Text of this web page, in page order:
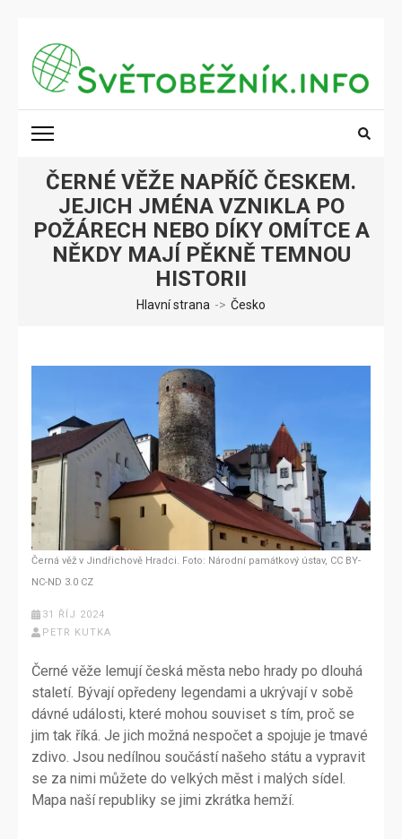
obsah
(stiskněte
Enter)
SVĚTOBĚŽNÍK.INFO
ČERNÉ VĚŽE NAPŘÍČ ČESKEM.
JEJICH JMÉNA VZNIKLA PO
POŽÁRECH NEBO DÍKY OMÍTCE A
NĚKDY MAJÍ PĚKNĚ TEMNOU
HISTORII
Hlavní strana -> Česko
Černá věž v Jindřichově Hradci. Foto: Národní památkový ústav, CC BY-
NC-ND 3.0 CZ
31 ŘÍJ 2024
PETR KUTKA
Černé věže lemují česká města nebo hrady po dlouhá
staletí. Bývají opředeny legendami a ukrývají v sobě
dávné události, které mohou souviset s tím, proč se
jim tak říká. Je jich možná nespočet a spojuje je tmavé
zdivo. Jsou nedílnou součástí našeho státu a vypravit
se za nimi můžete do velkých měst i malých sídel.
Mapa naší republiky se jimi zkrátka hemží.